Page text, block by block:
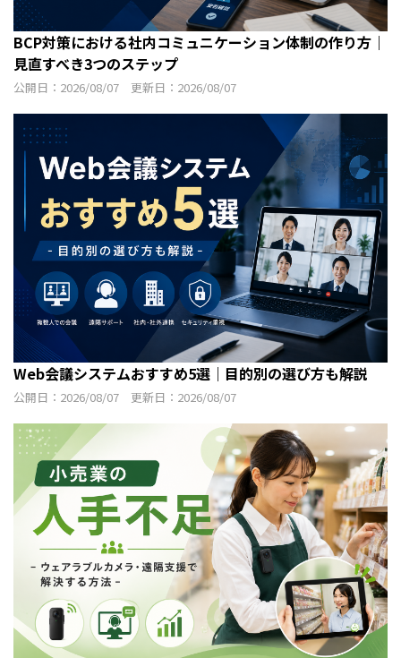
BCP対策における社内コミュニケーション体制の作り方｜
見直すべき3つのステップ
公開日：2026/08/07 更新日：2026/08/07
Web会議システムおすすめ5選｜目的別の選び方も解説
公開日：2026/08/07 更新日：2026/08/07